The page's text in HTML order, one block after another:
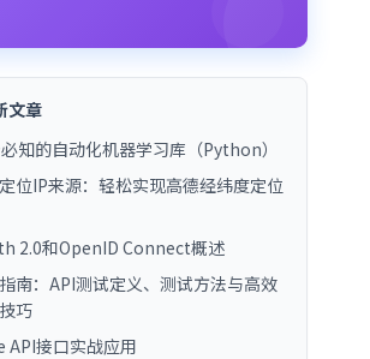
文章
知的自动化机器学习库（Python）
位IP来源：轻松实现高德经纬度定位
2.0和OpenID Connect概述
南：API测试定义、测试方法与高效
巧
API接口实战应用